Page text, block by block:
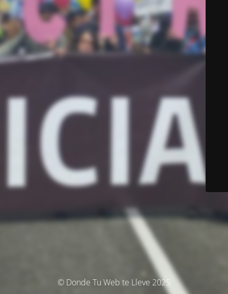
© Donde Tu Web te Lleve 2025